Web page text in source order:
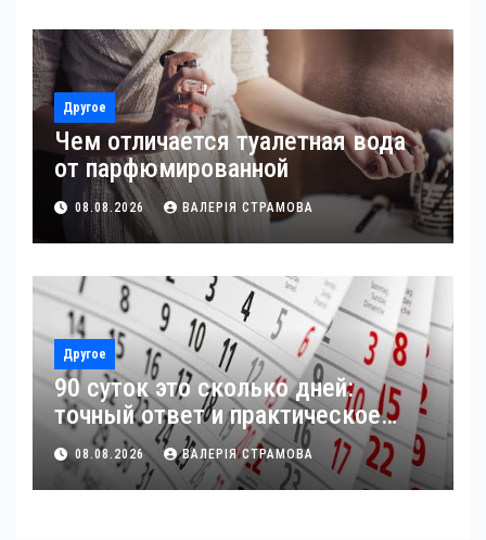
Другое
Чем отличается туалетная вода
от парфюмированной
08.08.2026 ВАЛЕРІЯ СТРАМОВА
Другое
90 суток это сколько дней:
точный ответ и практическое
применение
08.08.2026 ВАЛЕРІЯ СТРАМОВА